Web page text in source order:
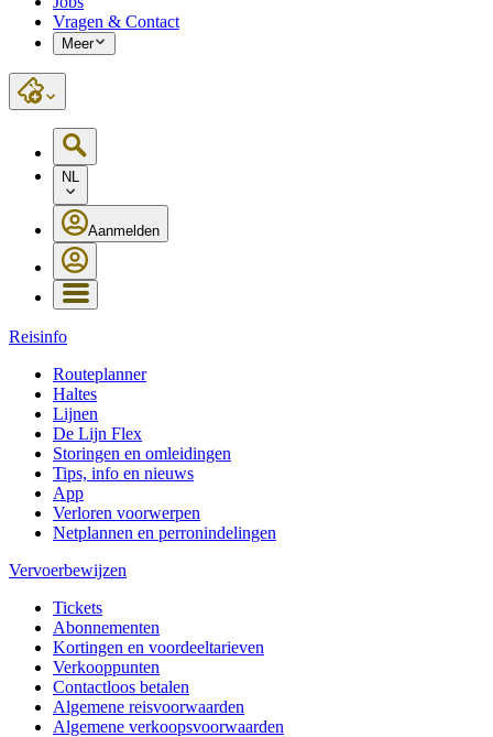
Vragen & Contact
Meer
NL
Aanmelden
Reisinfo
Routeplanner
Haltes
Lijnen
De Lijn Flex
Storingen en omleidingen
Tips, info en nieuws
App
Verloren voorwerpen
Netplannen en perronindelingen
Vervoerbewijzen
Tickets
Abonnementen
Kortingen en voordeeltarieven
Verkooppunten
Contactloos betalen
Algemene reisvoorwaarden
Algemene verkoopsvoorwaarden